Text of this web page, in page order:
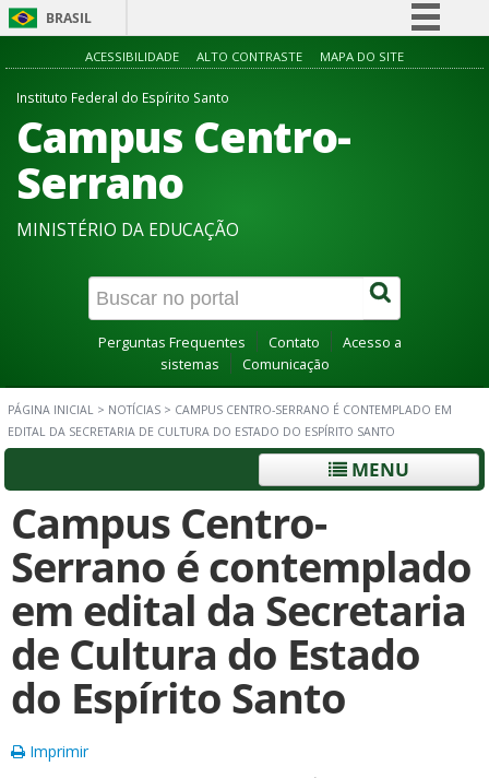
BRASIL
Simplifique!
Acesso à informação
ACESSIBILIDADE ALTO CONTRASTE MAPA DO SITE
Instituto Federal do Espírito Santo
Campus Centro-
Serrano
MINISTÉRIO DA EDUCAÇÃO
Perguntas Frequentes Contato
Acesso a
sistemas
Comunicação
PÁGINA INICIAL > NOTÍCIAS > CAMPUS CENTRO-SERRANO É CONTEMPLADO EM
EDITAL DA SECRETARIA DE CULTURA DO ESTADO DO ESPÍRITO SANTO
MENU
Campus Centro-
Serrano é contemplado
em edital da Secretaria
de Cultura do Estado
do Espírito Santo
Imprimir